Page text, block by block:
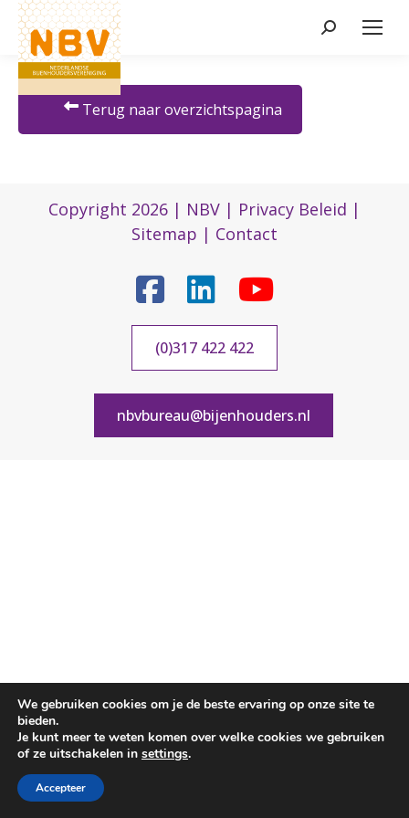
Zoeken:
Terug naar overzichtspagina
Copyright 2026 | NBV | Privacy Beleid |
Sitemap | Contact
(0)317 422 422
nbvbureau@bijenhouders.nl
We gebruiken cookies om je de beste ervaring op onze site te
bieden.
Je kunt meer te weten komen over welke cookies we gebruiken
of ze uitschakelen in settings.
Accepteer